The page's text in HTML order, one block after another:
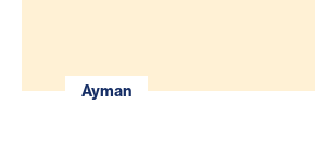
Ayman